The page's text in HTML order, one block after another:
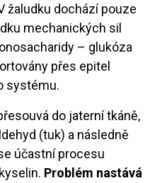
žaludku dochází pouze
mechanických sil
– glukóza
přes epitel
systému.
do jaterní tkáně,
(tuk) a následně
účastní procesu
Problém nastává